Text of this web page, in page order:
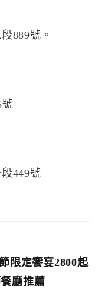
889號。
449號
限定饗宴2800起
廳推薦